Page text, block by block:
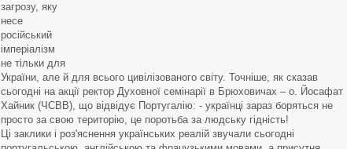
загрозу, яку
несе
російський
імперіалізм
не тільки для
України, але й для всього цивілізованого світу. Точніше, як сказав
сьогодні на акції ректор Духовної семінарії в Брюховичах – о. Йосафат
Хайник (ЧСВВ), що відвідує Португалію: - українці зараз боряться не
просто за свою територію, це поротьба за людську гідність!
Ці заклики і роз'яснення українських реалій звучали сьогодні